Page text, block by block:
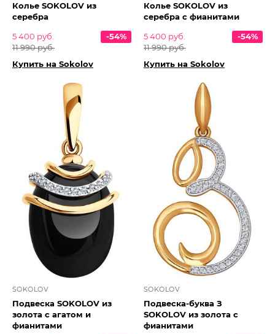
Колье SOKOLOV из
серебра
5 400 руб.
11 990 руб.
-54%
Купить на Sokolov
Колье SOKOLOV из
серебра с фианитами
5 400 руб.
11 990 руб.
-54%
Купить на Sokolov
SOKOLOV
Подвеска SOKOLOV из
золота с агатом и
фианитами
SOKOLOV
Подвеска-буква З
SOKOLOV из золота с
фианитами